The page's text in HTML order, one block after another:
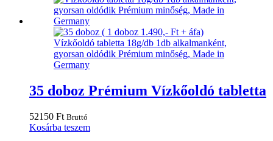
35 doboz Prémium Vízkőoldó tabletta
52150 Ft Bruttó
Kosárba teszem